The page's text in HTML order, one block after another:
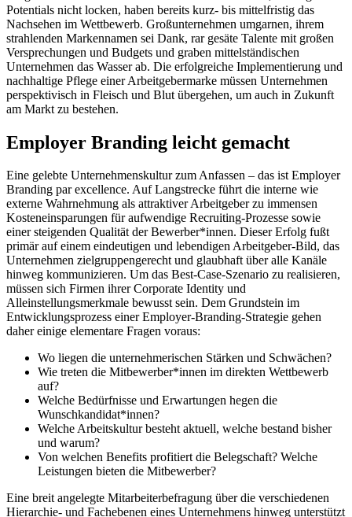
Potentials nicht locken, haben bereits kurz- bis mittelfristig das
Nachsehen im Wettbewerb. Großunternehmen umgarnen, ihrem
strahlenden Markennamen sei Dank, rar gesäte Talente mit großen
Versprechungen und Budgets und graben mittelständischen
Unternehmen das Wasser ab. Die erfolgreiche Implementierung und
nachhaltige Pflege einer Arbeitgebermarke müssen Unternehmen
perspektivisch in Fleisch und Blut übergehen, um auch in Zukunft
am Markt zu bestehen.
Employer Branding leicht gemacht
Eine gelebte Unternehmenskultur zum Anfassen – das ist Employer
Branding par excellence. Auf Langstrecke führt die interne wie
externe Wahrnehmung als attraktiver Arbeitgeber zu immensen
Kosteneinsparungen für aufwendige Recruiting-Prozesse sowie
einer steigenden Qualität der Bewerber*innen. Dieser Erfolg fußt
primär auf einem eindeutigen und lebendigen Arbeitgeber-Bild, das
Unternehmen zielgruppengerecht und glaubhaft über alle Kanäle
hinweg kommunizieren. Um das Best-Case-Szenario zu realisieren,
müssen sich Firmen ihrer Corporate Identity und
Alleinstellungsmerkmale bewusst sein. Dem Grundstein im
Entwicklungsprozess einer Employer-Branding-Strategie gehen
daher einige elementare Fragen voraus:
Wo liegen die unternehmerischen Stärken und Schwächen?
Wie treten die Mitbewerber*innen im direkten Wettbewerb
auf?
Welche Bedürfnisse und Erwartungen hegen die
Wunschkandidat*innen?
Welche Arbeitskultur besteht aktuell, welche bestand bisher
und warum?
Von welchen Benefits profitiert die Belegschaft? Welche
Leistungen bieten die Mitbewerber?
Eine breit angelegte Mitarbeiterbefragung über die verschiedenen
Hierarchie- und Fachebenen eines Unternehmens hinweg unterstützt